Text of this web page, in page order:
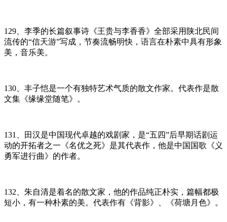
129、李季的长篇叙事诗《王贵与李香香》全部采用陕北民间
流传的“信天游”写成，节奏流畅明快，语言在朴素中具有形象
美，音乐美。
130、丰子恺是一个有独特艺术气质的散文作家。代表作是散
文集《缘缘堂随笔》。
131、田汉是中国现代卓越的戏剧家，是“五四”后早期话剧运
动的开拓者之一《名优之死》是其代表作，他是中国国歌《义
勇军进行曲》的作者。
132、朱自清是着名的散文家，他的作品纯正朴实，篇幅都极
短小，有一种朴素的美。代表作有《背影》、《荷塘月色》。